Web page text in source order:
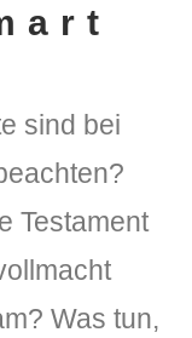
sind bei
Testament
Was tun,